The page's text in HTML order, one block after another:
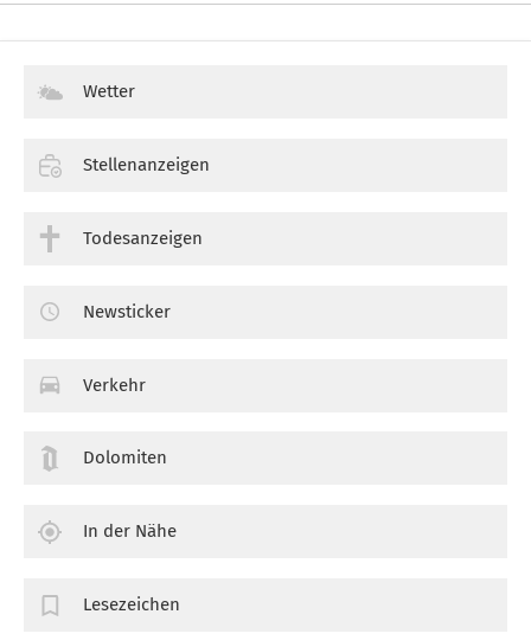
Wetter
Stellenanzeigen
Todesanzeigen
Newsticker
Verkehr
Dolomiten
In der Nähe
Lesezeichen